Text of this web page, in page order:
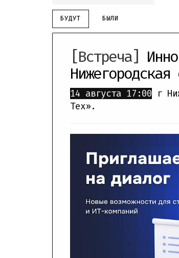
БУДУТ БЫЛИ
[Встреча]
Нижегородская
14 августа 17:00 г
Тех».